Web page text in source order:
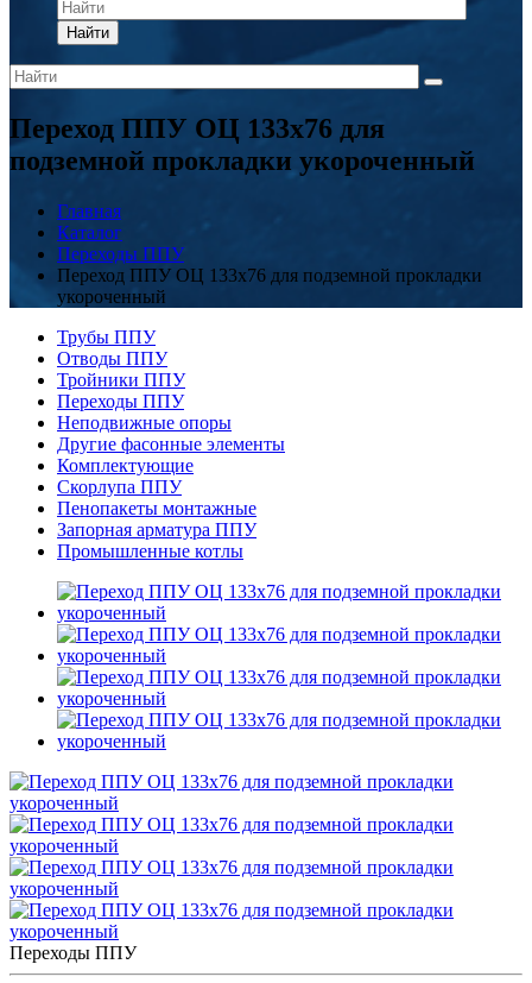
Найти
Переход ППУ ОЦ 133x76 для
подземной прокладки укороченный
Главная
Каталог
Переходы ППУ
Переход ППУ ОЦ 133x76 для подземной прокладки
укороченный
Трубы ППУ
Отводы ППУ
Тройники ППУ
Переходы ППУ
Неподвижные опоры
Другие фасонные элементы
Комплектующие
Скорлупа ППУ
Пенопакеты монтажные
Запорная арматура ППУ
Промышленные котлы
Переходы ППУ